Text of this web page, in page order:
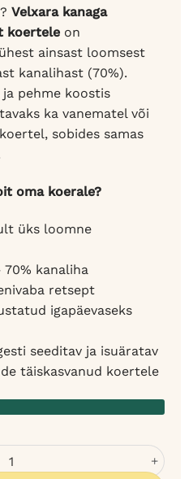
Velxara kanaga
koertele on
ainsast loomsest
kanalihast (70%).
ja pehme koostis
ka vanematel või
sobides samas
oma koerale?
üks loomne
70% kanaliha
retsept
igapäevaseks
seeditav ja isuäratav
täiskasvanud koertele
märgtoit koertele 6x400g -